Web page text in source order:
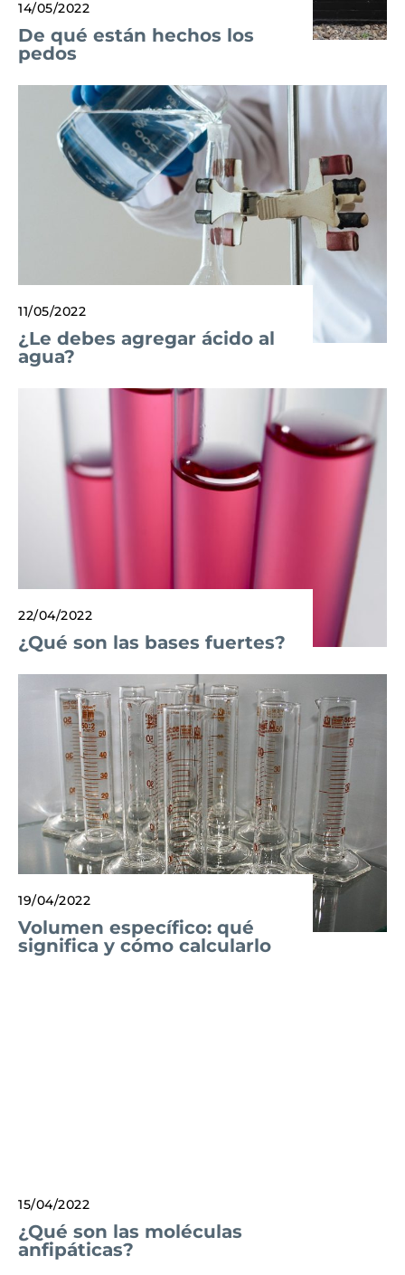
14/05/2022
De qué están hechos los
pedos
11/05/2022
¿Le debes agregar ácido al
agua?
22/04/2022
¿Qué son las bases fuertes?
19/04/2022
Volumen específico: qué
significa y cómo calcularlo
15/04/2022
¿Qué son las moléculas
anfipáticas?